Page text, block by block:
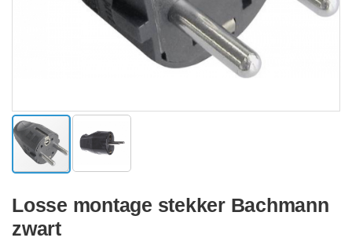
naar
het
begin
Losse montage stekker Bachmann
zwart